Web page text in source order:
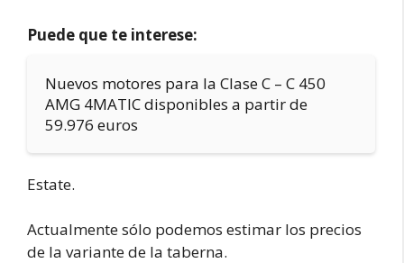
Puede que te interese:
Nuevos motores para la Clase C – C 450
AMG 4MATIC disponibles a partir de
59.976 euros
Estate.
Actualmente sólo podemos estimar los precios
de la variante de la taberna.